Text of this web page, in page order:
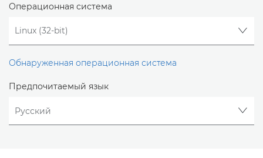
Операционная система
Обнаруженная операционная система
Предпочитаемый язык